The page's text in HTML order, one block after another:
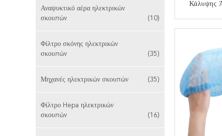
Αναψυκτικό αέρα ηλεκτρικών
σκουπών
(10)
Φίλτρο σκόνης ηλεκτρικών
σκουπών
(35)
Μηχανές ηλεκτρικών σκουπών (35)
Φίλτρο Hepa ηλεκτρικών
σκουπών
(16)
Κάλυψης